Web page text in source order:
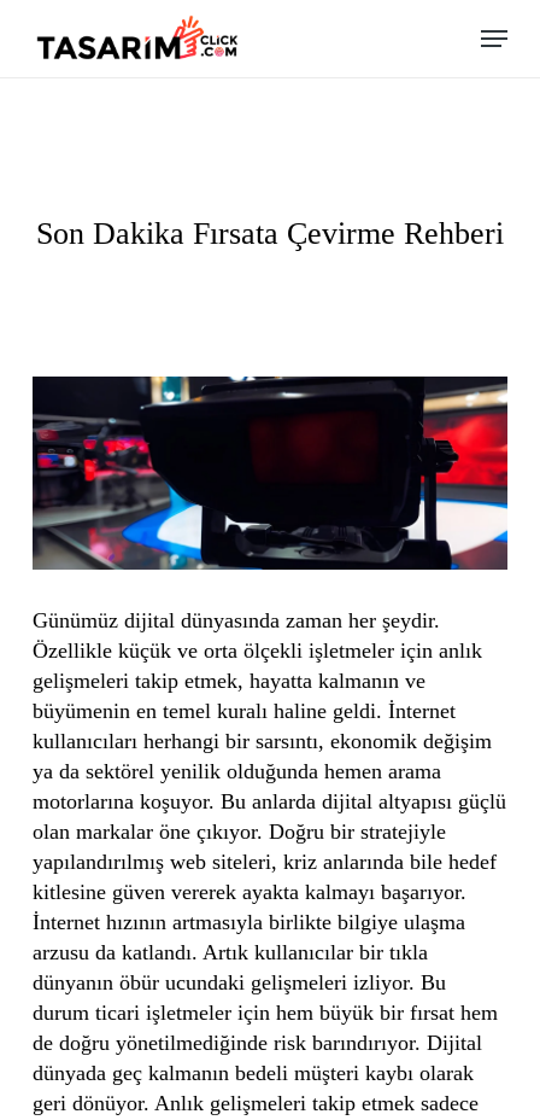
Menu
Son Dakika Fırsata Çevirme Rehberi
Günümüz dijital dünyasında zaman her şeydir.
Özellikle küçük ve orta ölçekli işletmeler için anlık
gelişmeleri takip etmek, hayatta kalmanın ve
büyümenin en temel kuralı haline geldi. İnternet
kullanıcıları herhangi bir sarsıntı, ekonomik değişim
ya da sektörel yenilik olduğunda hemen arama
motorlarına koşuyor. Bu anlarda dijital altyapısı güçlü
olan markalar öne çıkıyor. Doğru bir stratejiyle
yapılandırılmış web siteleri, kriz anlarında bile hedef
kitlesine güven vererek ayakta kalmayı başarıyor.
İnternet hızının artmasıyla birlikte bilgiye ulaşma
arzusu da katlandı. Artık kullanıcılar bir tıkla
dünyanın öbür ucundaki gelişmeleri izliyor. Bu
durum ticari işletmeler için hem büyük bir fırsat hem
de doğru yönetilmediğinde risk barındırıyor. Dijital
dünyada geç kalmanın bedeli müşteri kaybı olarak
geri dönüyor. Anlık gelişmeleri takip etmek sadece